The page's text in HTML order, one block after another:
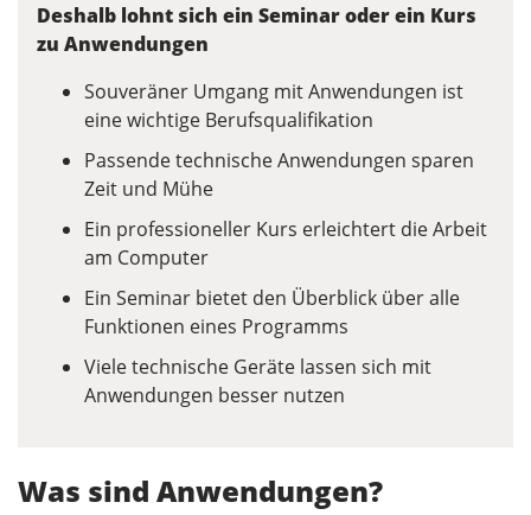
Deshalb lohnt sich ein Seminar oder ein Kurs
zu Anwendungen
Souveräner Umgang mit Anwendungen ist
eine wichtige Berufsqualifikation
Passende technische Anwendungen sparen
Zeit und Mühe
Ein professioneller Kurs erleichtert die Arbeit
am Computer
Ein Seminar bietet den Überblick über alle
Funktionen eines Programms
Viele technische Geräte lassen sich mit
Anwendungen besser nutzen
Was sind Anwendungen?